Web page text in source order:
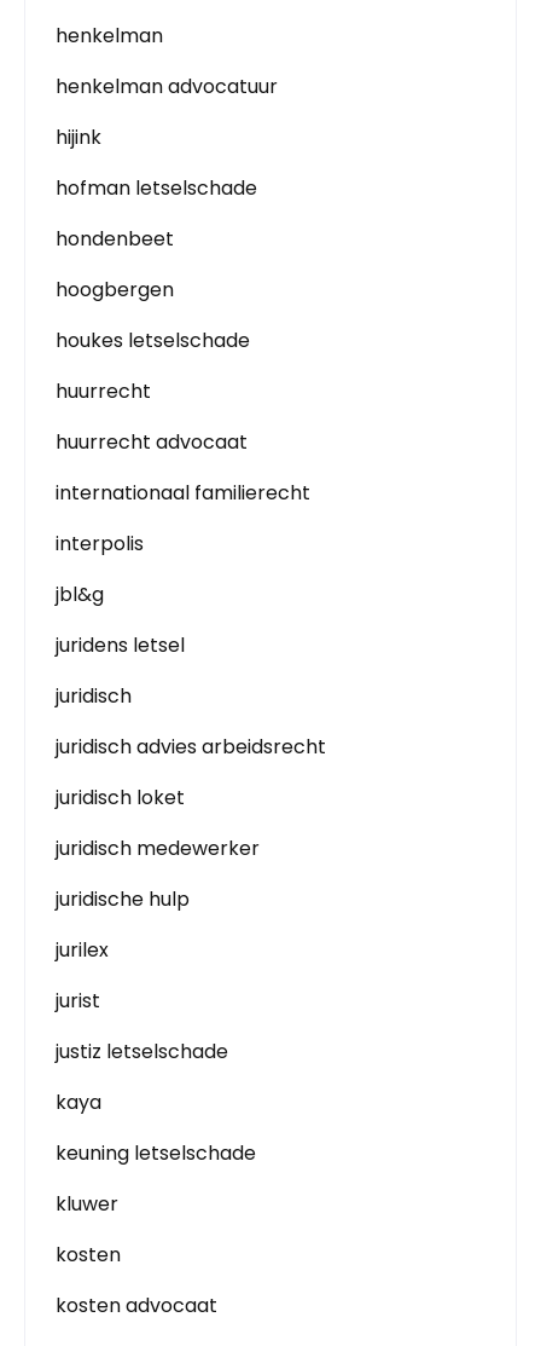
henkelman
henkelman advocatuur
hijink
hofman letselschade
hondenbeet
hoogbergen
houkes letselschade
huurrecht
huurrecht advocaat
internationaal familierecht
interpolis
jbl&g
juridens letsel
juridisch
juridisch advies arbeidsrecht
juridisch loket
juridisch medewerker
juridische hulp
jurilex
jurist
justiz letselschade
kaya
keuning letselschade
kluwer
kosten
kosten advocaat